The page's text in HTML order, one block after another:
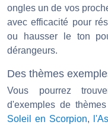
ongles un de vos
avec efficacité pour
ou hausser le ton
dérangeurs.
Des thèmes
Vous pourrez
d'exemples de
Soleil en Scorpion,